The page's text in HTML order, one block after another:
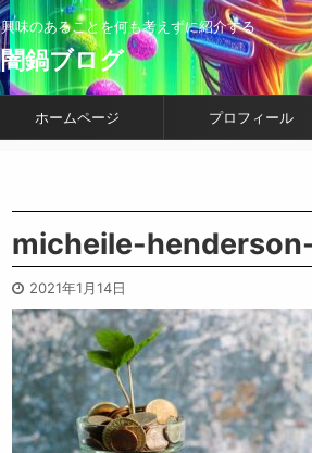
興味のあることを何も考えずに紹介する
闇鍋ブログ
ホームページ プロフィール
micheile-
2021年1月14日